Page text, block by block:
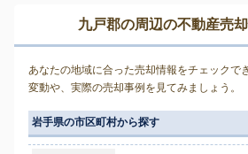
九戸郡の周辺の不動産売
あなたの地域に合った売却情報をチェックで
変動や、実際の売却事例を見てみましょう。
岩手県の市区町村から探す